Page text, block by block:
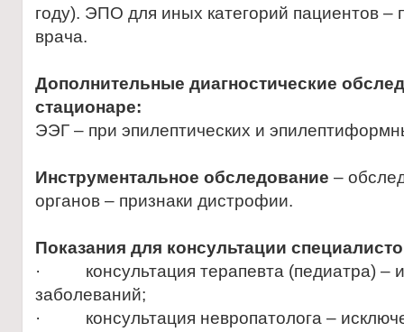
году). ЭПО для иных категорий пациентов
врача.
Дополнительные диагностические
стационаре:
ЭЭГ – при эпилептических и
Инструментальное обследование –
органов – признаки дистрофии.
Показания для консультации
· консультация терапевта (педиатра) –
заболеваний;
· консультация невропатолога –